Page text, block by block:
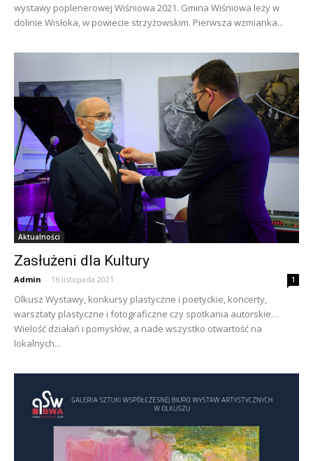
wystawy poplenerowej Wiśniowa 2021. Gmina Wiśniowa leży w
dolinie Wisłoka, w powiecie strzyżowskim. Pierwsza wzmianka...
Aktualności
Zasłużeni dla Kultury
Admin - 16 listopada 2021 1
Olkusz Wystawy, konkursy plastyczne i poetyckie, koncerty,
warsztaty plastyczne i fotograficzne czy spotkania autorskie…
Wielość działań i pomysłów, a nade wszystko otwartość na
lokalnych...